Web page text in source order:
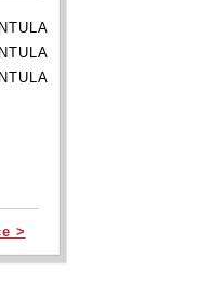
>